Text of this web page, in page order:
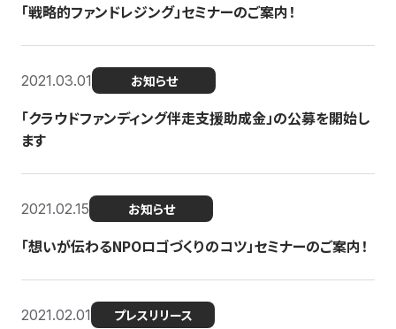
「戦略的ファンドレジング」セミナーのご案内！
2021.03.01 お知らせ
「クラウドファンディング伴走支援助成金」の公募を開始し
ます
2021.02.15 お知らせ
「想いが伝わるNPOロゴづくりのコツ」セミナーのご案内！
2021.02.01 プレスリリース